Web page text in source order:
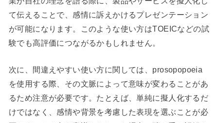
て伝えることで、感情に訴えかけるプレゼンテーション
が可能になります。このような使い方はTOEICなどの試
験でも高評価につながるかもしれません。
次に、間違えやすい使い方に関しては、prosopopoeia
を使用する際、その文脈によって意味が変わることがあ
るため注意が必要です。たとえば、単純に擬人化するだ
けではなく、感情や背景を考慮した表現を選ぶことが必